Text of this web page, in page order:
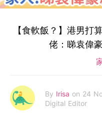
【食軟飯？】港男
佬：睇袁偉
By Irisa on 24
Digital Editor